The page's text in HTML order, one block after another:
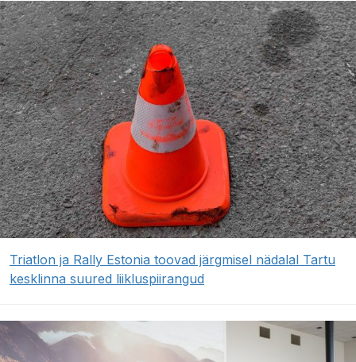
Triatlon ja Rally Estonia toovad järgmisel nädalal Tartu
kesklinna suured liikluspiirangud